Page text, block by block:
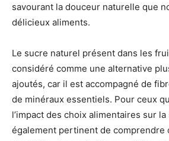
savourant la douceur naturelle que
délicieux aliments.
Le sucre naturel présent dans les
considéré comme une alternative
ajoutés, car il est accompagné de
de minéraux essentiels. Pour ceux
l’impact des choix alimentaires sur
également pertinent de comprendre